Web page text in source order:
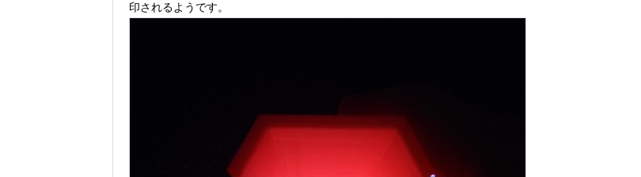
印されるようです。